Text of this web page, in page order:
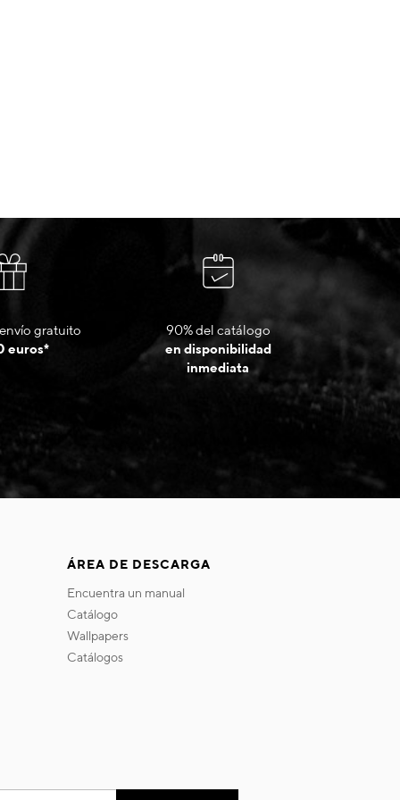
gratuito
euros*
90% del catálogo
en disponibilidad
inmediata
ÁREA DE DESCARGA
encuentra un manual
catálogo
wallpapers
catálogos